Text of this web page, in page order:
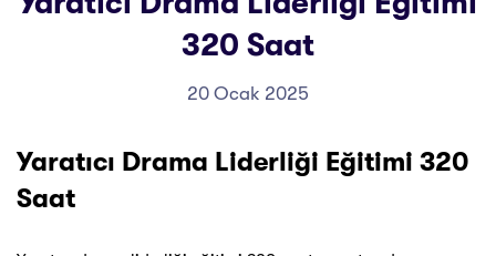
320 Saat
20 Ocak 2025
Yaratıcı Drama Liderliği Eğitimi 320
Saat